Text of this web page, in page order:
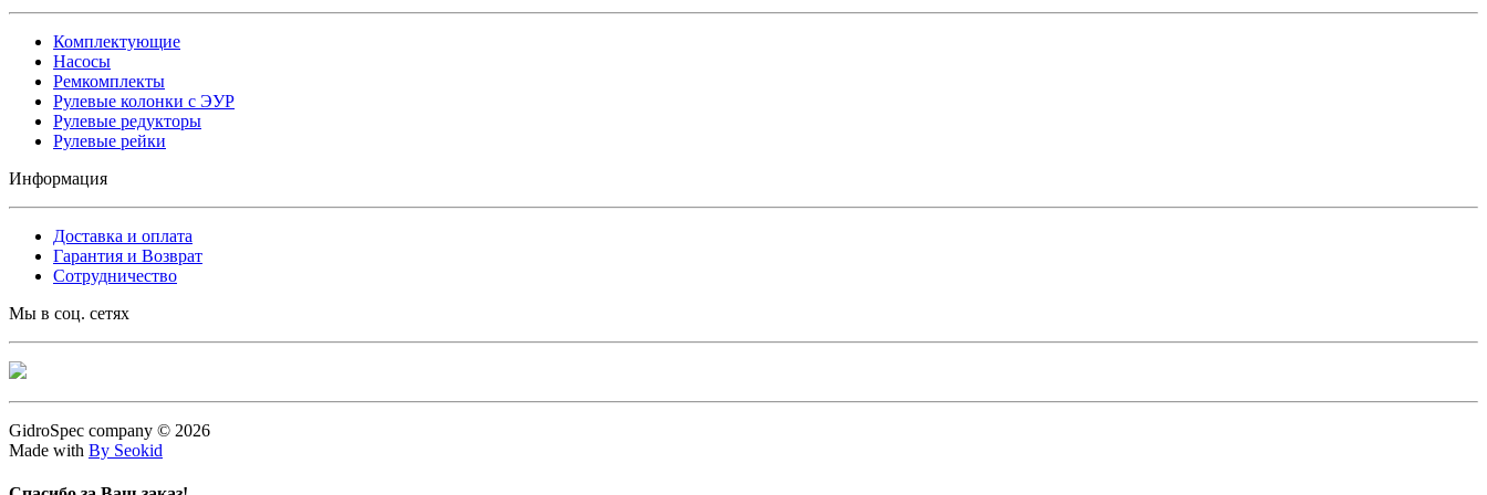
Комплектующие
Насосы
Ремкомплекты
Рулевые колонки с ЭУР
Рулевые редукторы
Рулевые рейки
Информация
Доставка и оплата
Гарантия и Возврат
Сотрудничество
Мы в соц. сетях
GidroSpec company © 2026
Made with By Seokid